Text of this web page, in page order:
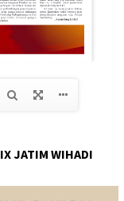
JATIM WIHADI